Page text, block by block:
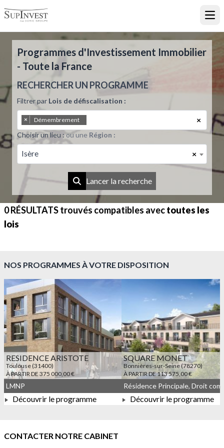
Programmes d'Investissement Immobilier
- Toute la France
RECHERCHER UN PROGRAMME
Filtrer par Lois de défiscalisation :
×
× Démembrement
Choisir un lieu :ou une Région :
×
Isère
Lancer la recherche
0 RÉSULTATStrouvés compatibles avectoutes les
lois
NOS PROGRAMMES À VOTRE DISPOSITION
RESIDENCE ARISTOTE
Toulouse (31400)
À PARTIR DE 375 000,00 €
À PARTIR DE 375 000,00 €
LMNP
Découvrir le programme
SQUARE MONET
Bonnières-sur-Seine (78270)
À PARTIR DE 113 575,00 €
Découvrir le programme
CONTACTER NOTRE CABINET